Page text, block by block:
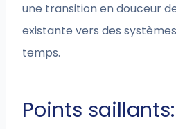
une transition en douceur
existante vers des
temps.
Points saillants: